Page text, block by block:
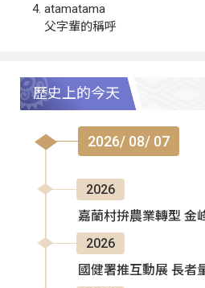
atamatama
父字輩的稱呼
歷史上的今天
2026/ 08/ 07
2026
嘉蘭村拚農業轉型 金
2026
國健署推互動展 長者